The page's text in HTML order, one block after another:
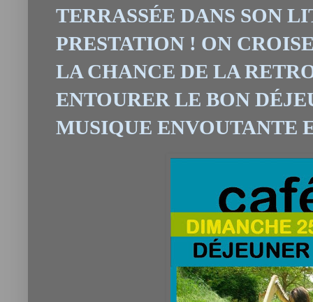
TERRASSÉE DANS SON
PRESTATION ! ON
LA CHANCE DE LA
ENTOURER LE BON
MUSIQUE ENVOUTANTE